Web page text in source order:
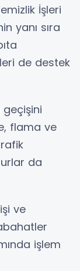
İşleri
yanı sıra
de destek
geçişini
flama ve
da
ve
işlem